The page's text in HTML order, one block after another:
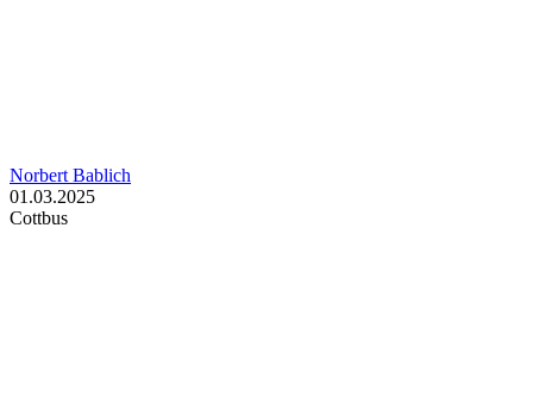
Norbert Bablich
01.03.2025
Cottbus